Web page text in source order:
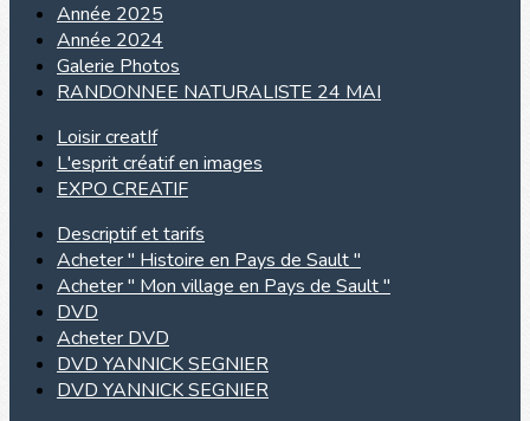
Année 2025
Année 2024
Galerie Photos
RANDONNEE NATURALISTE 24 MAI
Loisir creatIf
L'esprit créatif en images
EXPO CREATIF
Descriptif et tarifs
Acheter " Histoire en Pays de Sault "
Acheter " Mon village en Pays de Sault "
DVD
Acheter DVD
DVD YANNICK SEGNIER
DVD YANNICK SEGNIER